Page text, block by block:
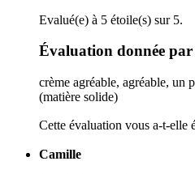
Evalué(e) à 5 étoile(s) sur 5.
Évaluation donnée
crème agréable, agréable, un
(matière solide)
Cette évaluation vous a-t-elle
Camille